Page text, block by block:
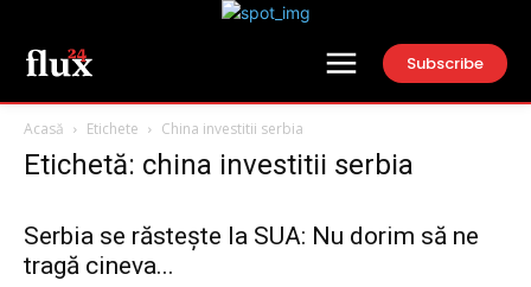
Subscribe
Acasă Etichete China investitii serbia
Etichetă: china investitii serbia
Serbia se răstește la SUA: Nu dorim să ne
tragă cineva...